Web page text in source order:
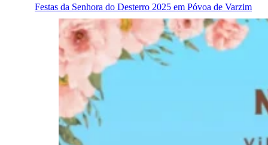
Festas da Senhora do Desterro 2025 em Póvoa de Varzim